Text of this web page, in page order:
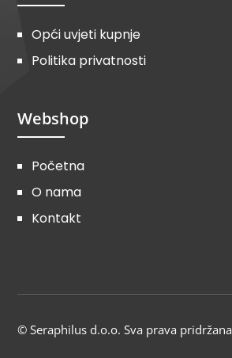
Opći uvjeti kupnje
Politika privatnosti
Webshop
Početna
O nama
Kontakt
© Seraphilus d.o.o. Sva prava pridržana